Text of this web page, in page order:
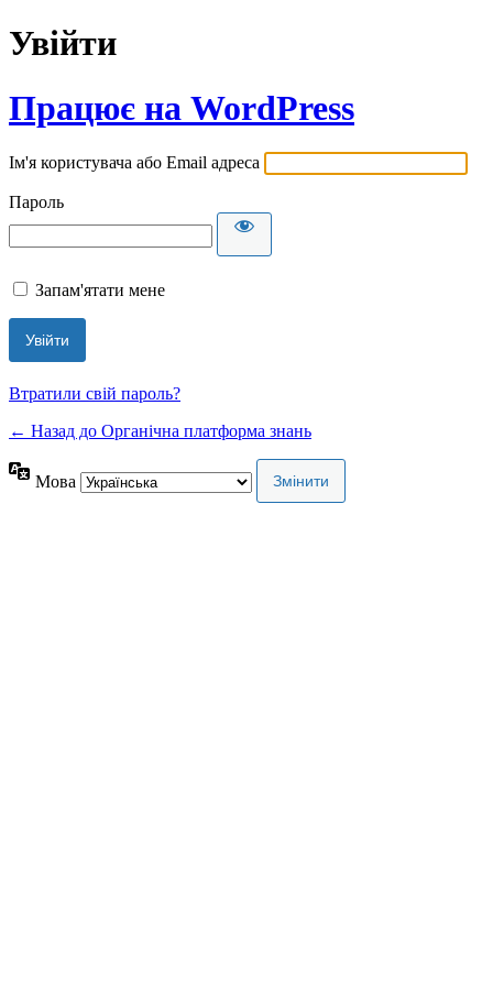
Увійти
Працює на WordPress
Ім'я користувача або Email адреса
Пароль
Запам'ятати мене
Втратили свій пароль?
← Назад до Органічна платформа знань
Мова